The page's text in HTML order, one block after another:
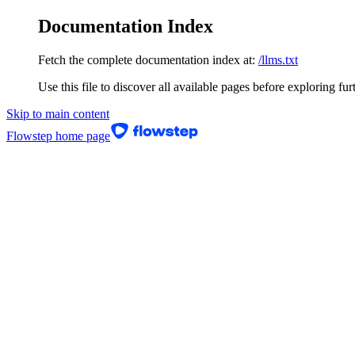
Documentation Index
Fetch the complete documentation index at: /llms.txt
Use this file to discover all available pages before exploring
Skip to main content
Flowstep home page